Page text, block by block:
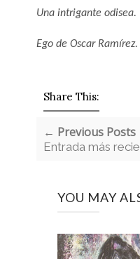
Una intrigante odisea.
Ego de Oscar
Share This:
← Previous Posts
Entrada más
YOU MAY